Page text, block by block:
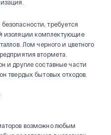
требуется
изоляции комплектующие
Лом черного и цветного
втормета.
и другие составные части
твердых бытовых отходов.
возможно любым